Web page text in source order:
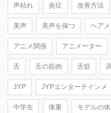
声枯れ 炎症 改善方法
美声 美声を保つ ヘア
アニメ関係 アニメーター
舌 舌の筋肉 舌筋
JYP JYPエンターテインメ
中学生 体重 モデルの